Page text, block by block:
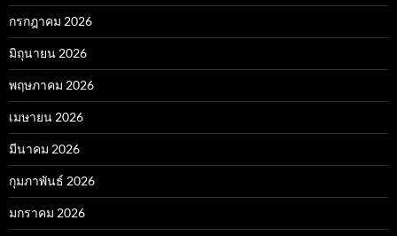
กรกฎาคม 2026
มิถุนายน 2026
พฤษภาคม 2026
เมษายน 2026
มีนาคม 2026
กุมภาพันธ์ 2026
มกราคม 2026